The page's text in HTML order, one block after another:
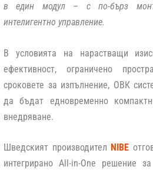
в един модул – с по-бърз
интелигентно управление.
В условията на нарастващи
ефективност, ограничено
сроковете за изпълнение, ОВК
да бъдат едновременно
внедряване.
Шведският производител NIBE
интегрирано All-in-One решение